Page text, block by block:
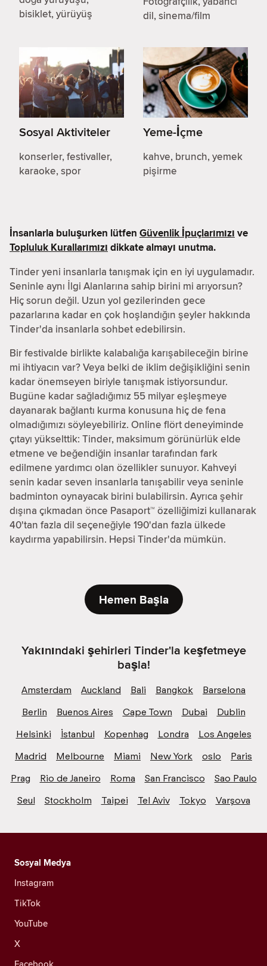
bisiklet, yürüyüş
dil, sinema/film
Sosyal Aktiviteler
konserler, festivaller,
karaoke, spor
Yeme-İçme
kahve, brunch, yemek
pişirme
İnsanlarla buluşurken lütfen Güvenlik İpuçlarımızı ve
Topluluk Kurallarımızı dikkate almayı unutma.
Tinder yeni insanlarla tanışmak için en iyi uygulamadır.
Seninle aynı İlgi Alanlarına sahip birini mi arıyorsun?
Hiç sorun değil. Uzun yol gezilerinden gece
pazarlarına kadar en çok hoşlandığın şeyler hakkında
Tinder'da insanlarla sohbet edebilirsin.
Bir festivalde birlikte kalabalığa karışabileceğin birine
mi ihtiyacın var? Veya belki de iklim değişikliğini senin
kadar önemseyen biriyle tanışmak istiyorsundur.
Bugüne kadar sağladığımız 55 milyar eşleşmeye
dayanarak bağlantı kurma konusuna hiç de fena
olmadığımızı söyleyebiliriz. Online flört deneyiminde
çıtayı yükselttik: Tinder, maksimum görünürlük elde
etmene ve beğendiğin insanlar tarafından fark
edilmene yardımcı olan özellikler sunuyor. Kahveyi
senin kadar seven insanlarla tanışabilir veya seninle
badminton oynayacak birini bulabilirsin. Ayrıca şehir
dışına çıkmadan önce Pasaport™ özelliğimizi kullanarak
40'tan fazla dil seçeneğiyle 190'dan fazla ülkede
kaydırma yapabilirsin. Hepsi Tinder'da mümkün.
Hemen Başla
Yakınındaki şehirleri Tinder'la keşfetmeye
başla!
Amsterdam Auckland Bali Bangkok
Barselona
Berlin
Buenos Aires Cape Town Dubai
Dublin
Helsinki
İstanbul Kopenhag Londra
Los Angeles
Madrid
Melbourne Miami New York oslo
Paris
Prag
Rio de Janeiro Roma San Francisco
Sao Paulo
Seul
Stockholm Taipei Tel Aviv Tokyo Varşova
Sosyal Medya
Instagram
TikTok
YouTube
X